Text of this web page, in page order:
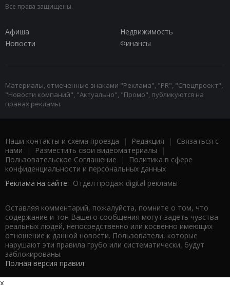
Все права защищены.
Афиша
Недвижимость
Новости
Финансы
Материалы, отмеченные знаками "Реклама", "PR", "Спецпроект",
"Новости компаний", "Актуально", "Промо", публикуются на
правах рекламы.
Наши контакты и схема проезда | Редакция | Связаться с
нами | Разместить свои видеоматериалы |
Пользовательское Соглашение |
Политика в сфере
конфиденциальности и персональных данных
Реклама на сайте: Отдел продаж digital рекламы
Оставляя комментарий, пожалуйста, помните о том, что
содержание и тон Вашего сообщения могут задеть чувства
реальных людей, непосредственно или косвенно имеющих
отношение к данной новости. Пользователи, которые
нарушают эти правила грубо или систематически, будут
заблокированы.
Полная версия правил
x